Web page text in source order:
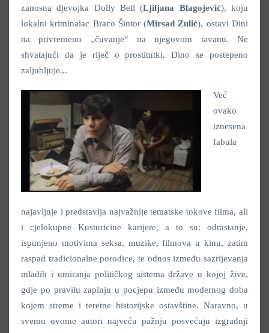
zanosna djevojka Dolly Bell (Ljiljana Blagojević), koju
lokalni kriminalac Braco Šintor (Mirsad Zulić), ostavi Dini
na privremeno „čuvanje“ na njegovom tavanu. Ne
shvatajući da je riječ o prostitutki, Dino se postepeno
zaljubljuje...
Već
ovako
iznesena
fabula
najavljuje i predstavlja najvažnije tematske tokove filma, ali
i cjelokupne Kusturicine karijere, a to su: odrastanje,
ispunjeno motivima seksa, muzike, filmova u kinu, zatim
raspad tradicionalne porodice, te odnos između sazrijevanja
mladih i umiranja političkog sistema države u kojoj žive,
gdje po pravilu zapinju u pocjepu između modernog doba
kojem streme i teretne historijske ostavštine. Naravno, u
svemu ovome autori najveću pažnju posvećuju izgradnji